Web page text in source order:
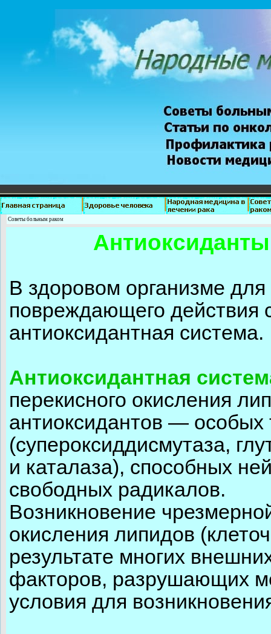
Советы больным раком
В здоровом организме
повреждающего действия
антиоксидантная система.
Антиоксидантная
перекисного окисления
антиоксидантов —
(супероксиддисмутаза,
и каталаза), способных
свободных радикалов.
Возникновение
окисления липидов
результате многих
факторов, разрушающих
условия для